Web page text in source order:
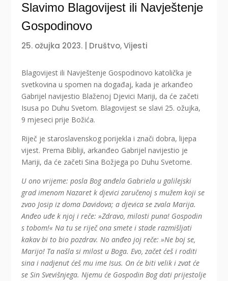
Slavimo Blagovijest ili Navještenje
Gospodinovo
25. ožujka 2023. Društvo,Vijesti
Blagovijest ili Navještenje Gospodinovo katolička je
svetkovina u spomen na događaj, kada je arkanđeo
Gabrijel navijestio Blaženoj Djevici Mariji, da će začeti
Isusa po Duhu Svetom. Blagovijest se slavi 25. ožujka,
9 mjeseci prije Božića.
Riječ je staroslavenskog porijekla i znači dobra, lijepa
vijest. Prema Bibliji, arkanđeo Gabrijel navijestio je
Mariji, da će začeti Sina Božjega po Duhu Svetome.
U ono vrijeme: posla Bog anđela Gabriela u galilejski
grad imenom Nazaret k djevici zaručenoj s mužem koji se
zvao Josip iz doma Davidova; a djevica se zvala Marija.
Anđeo uđe k njoj i reče: »Zdravo, milosti puna! Gospodin
s tobom!« Na tu se riječ ona smete i stade razmišljati
kakav bi to bio pozdrav. No anđeo joj reče: »Ne boj se,
Marijo! Ta našla si milost u Boga. Evo, začet ćeš i roditi
sina i nadjenut ćeš mu ime Isus. On će biti velik i zvat će
se Sin Svevišnjega. Njemu će Gospodin Bog dati prijestolje